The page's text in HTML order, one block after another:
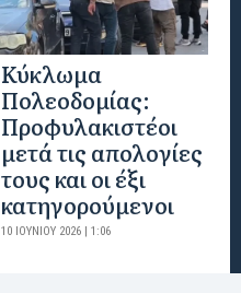
Κύκλωμα
Πολεοδομίας:
Προφυλακιστέοι
μετά τις απολογίες
τους και οι έξι
κατηγορούμενοι
10 ΙΟΥΝΊΟΥ 2026 | 1:06